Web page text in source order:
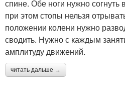
спине. Обе ноги нужно согнуть
при этом стопы нельзя
положении колени нужно
сводить. Нужно с каждым
амплитуду движений.
читать дальше →